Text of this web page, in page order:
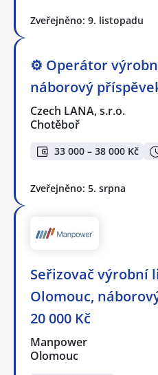
Zveřejněno: 9. listopadu
⚙️ Operátor
náborový
Czech LANA, s.r.o.
Chotěboř
33 000 – 38 000 Kč
Zveřejněno: 5. srpna
Seřizovač výrobní
Olomouc,
20 000 Kč
Manpower
Olomouc